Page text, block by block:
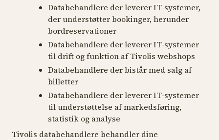
Databehandlere der leverer IT-systemer,
der understøtter bookinger, herunder
bordreservationer
Databehandlere der leverer IT-systemer
til drift og funktion af Tivolis webshops
Databehandlere der bistår med salg af
billetter
Databehandlere der leverer IT-systemer
til understøttelse af markedsføring,
statistik og analyse
Tivolis databehandlere behandler dine